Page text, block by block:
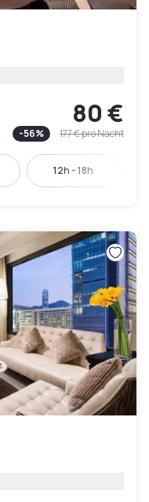
80 €
-56% 177 €pro Nacht
12h - 18h